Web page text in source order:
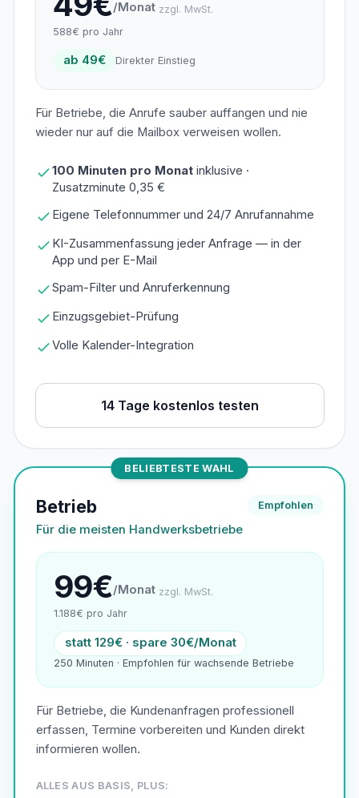
/Monat zzgl. MwSt.
588€ pro Jahr
ab 49€ Direkter Einstieg
Für Betriebe, die Anrufe sauber auffangen und nie
wieder nur auf die Mailbox verweisen wollen.
100 Minuten pro Monatinklusive ·
Zusatzminute 0,35 €
Eigene Telefonnummer und 24/7 Anrufannahme
KI-Zusammenfassung jeder Anfrage — in der
App und per E-Mail
Spam-Filter und Anruferkennung
Einzugsgebiet-Prüfung
Volle Kalender-Integration
14 Tage kostenlos testen
BELIEBTESTE WAHL
Betrieb
Für die meisten Handwerksbetriebe
Empfohlen
99€/Monat zzgl. MwSt.
1.188€ pro Jahr
statt 129€ · spare 30€/Monat
250 Minuten · Empfohlen für wachsende Betriebe
Für Betriebe, die Kundenanfragen professionell
erfassen, Termine vorbereiten und Kunden direkt
informieren wollen.
ALLES AUS BASIS, PLUS: